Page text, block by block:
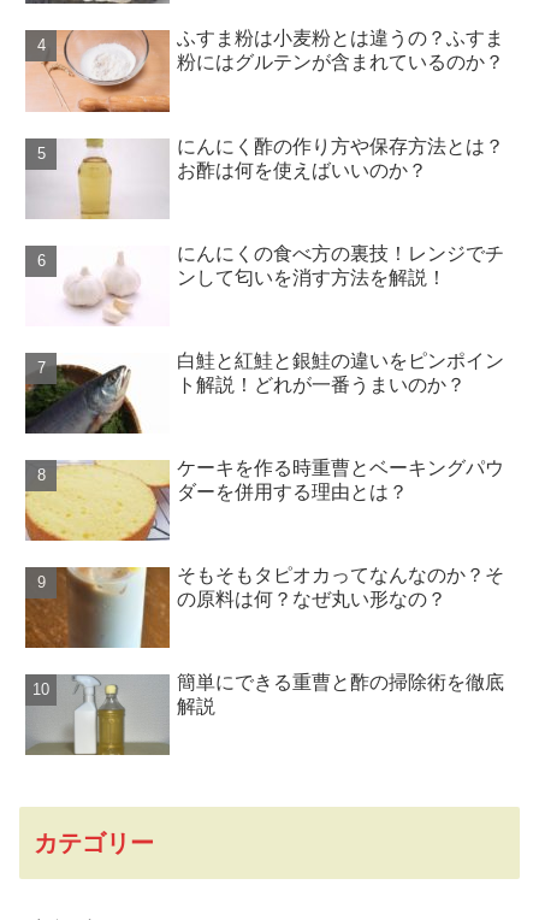
ふすま粉は小麦粉とは違うの？ふすま
粉にはグルテンが含まれているのか？
にんにく酢の作り方や保存方法とは？
お酢は何を使えばいいのか？
にんにくの食べ方の裏技！レンジでチ
ンして匂いを消す方法を解説！
白鮭と紅鮭と銀鮭の違いをピンポイン
ト解説！どれが一番うまいのか？
ケーキを作る時重曹とベーキングパウ
ダーを併用する理由とは？
そもそもタピオカってなんなのか？そ
の原料は何？なぜ丸い形なの？
簡単にできる重曹と酢の掃除術を徹底
解説
カテゴリー